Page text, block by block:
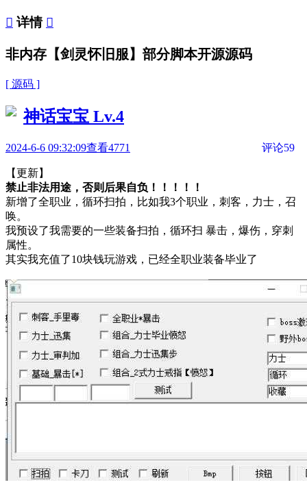
 详情 
非内存【剑灵怀旧服】部分脚本开源源码
[ 源码 ]
神话宝宝 Lv.4
2024-6-6 09:32:09查看4771 评论59
【更新】
禁止非法用途，否则后果自负！！！！！
新增了全职业，循环扫拍，比如我3个职业，刺客，力士，召
唤。
我预设了我需要的一些装备扫拍，循环扫 暴击，爆伤，穿刺
属性。
其实我充值了10块钱玩游戏，已经全职业装备毕业了